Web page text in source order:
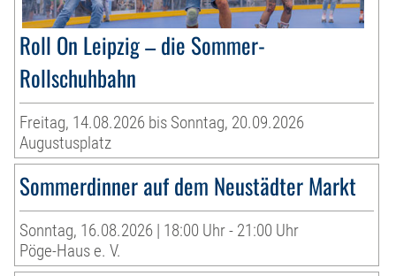
Roll On Leipzig – die Sommer-
Rollschuhbahn
Freitag, 14.08.2026 bis Sonntag, 20.09.2026
Augustusplatz
Sommerdinner auf dem Neustädter Markt
Sonntag, 16.08.2026 | 18:00 Uhr - 21:00 Uhr
Pöge-Haus e. V.